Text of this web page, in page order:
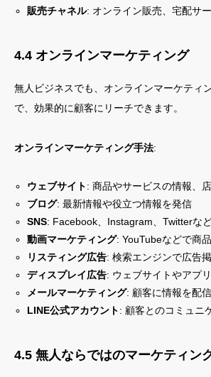
販売チャネル: オンライン販売、宅配サ
4.4 オンラインマーケティング
無人ビジネスでも、オンラインマーケティ
で、効果的に顧客にリーチできます。
オンラインマーケティング手法:
ウェブサイト: 商品やサービスの情報、
ブログ: 最新情報や役立つ情報を発信
SNS: Facebook、Instagram、Twitterな
動画マーケティング: YouTubeなどで商
リスティング広告: 検索エンジンで広告
ディスプレイ広告: ウェブサイトやアプ
メールマーケティング: 顧客に情報を配信
LINE公式アカウント: 顧客とのコミュニ
4.5 無人ならではのマーケティン